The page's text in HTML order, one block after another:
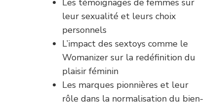
Les témoignages de femmes sur
leur sexualité et leurs choix
personnels
L’impact des sextoys comme le
Womanizer sur la redéfinition du
plaisir féminin
Les marques pionnières et leur
rôle dans la normalisation du bien-